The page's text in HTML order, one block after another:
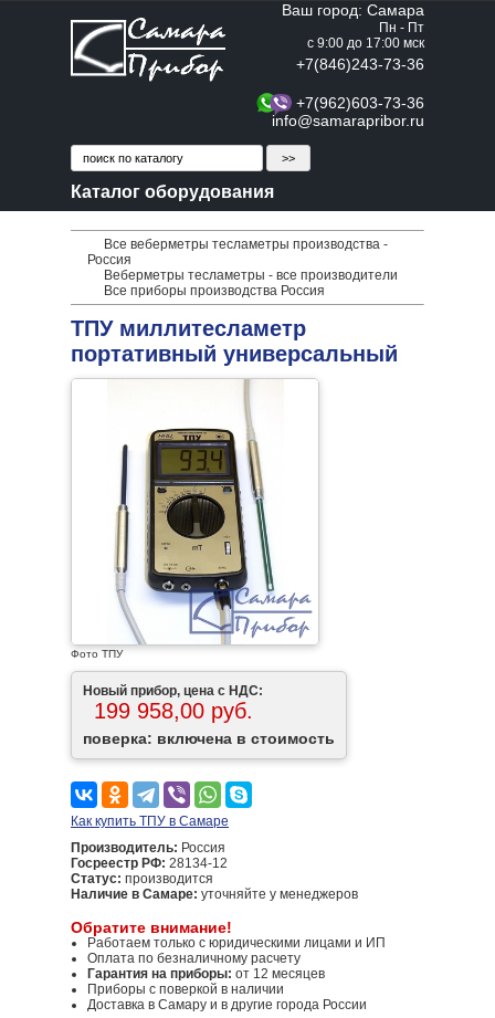
Ваш город: Самара
Пн - Пт
с 9:00 до 17:00 мск
+7(846)243-73-36
+7(962)603-73-36
info@samarapribor.ru
Каталог оборудования
Все веберметры тесламетры производства -
Россия
Веберметры тесламетры - все производители
Все приборы производства Россия
ТПУ миллитесламетр
портативный универсальный
Фото ТПУ
Новый прибор, цена с НДС:
199 958,00 руб.
поверка: включена в стоимость
Как купить ТПУ в Самаре
Производитель: Россия
Госреестр РФ: 28134-12
Статус: производится
Наличие в Самаре: уточняйте у менеджеров
Обратите внимание!
Работаем только с юридическими лицами и ИП
Оплата по безналичному расчету
Гарантия на приборы: от 12 месяцев
Приборы с поверкой в наличии
Доставка в Самару и в другие города России